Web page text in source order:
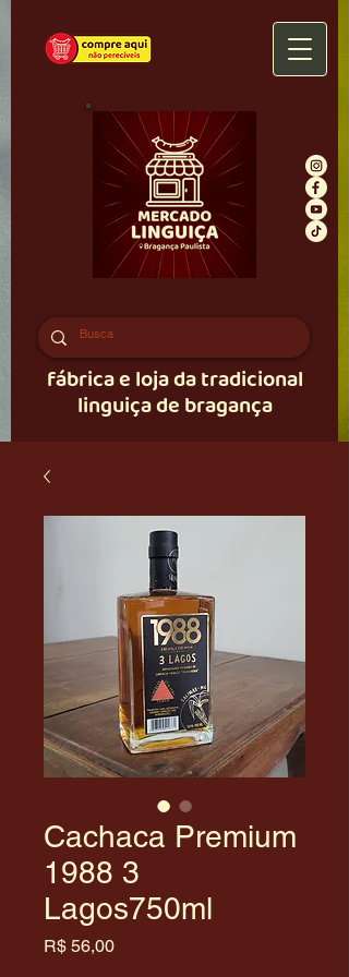
fábrica e loja da tradicional
linguiça de bragança
Cachaca Premium
1988 3
Lagos750ml
R$ 56,00Preço